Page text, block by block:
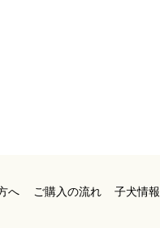
へ ご購入の流れ 子犬情報